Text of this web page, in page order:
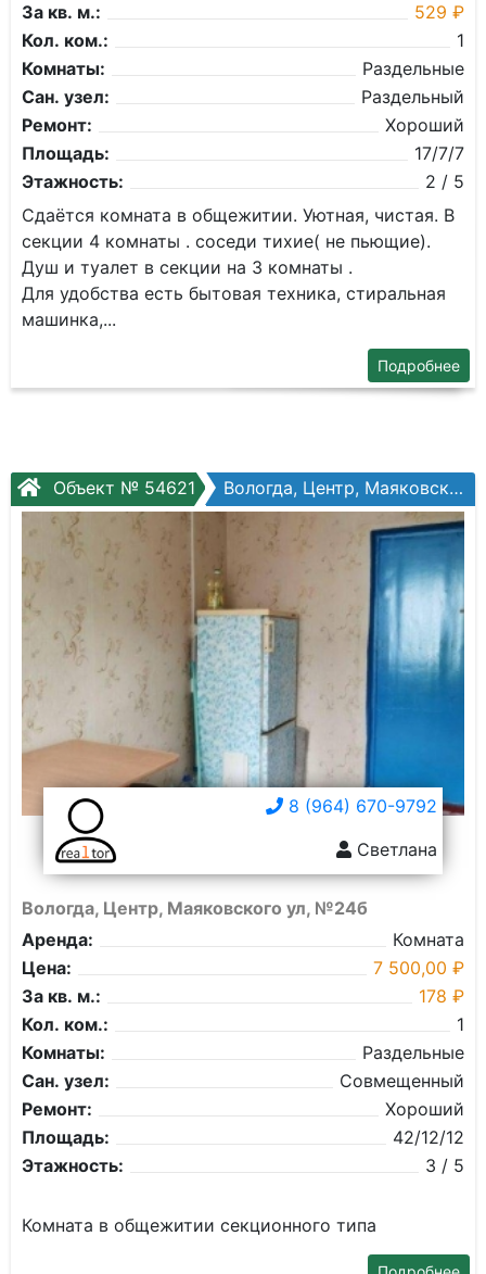
За кв. м.:
529 ₽
Кол. ком.:
1
Комнаты:
Раздельные
Сан. узел:
Раздельный
Ремонт:
Хороший
Площадь:
17/7/7
Этажность:
2 / 5
Сдаётся комната в общежитии. Уютная, чистая. В
секции 4 комнаты . соседи тихие( не пьющие).
Душ и туалет в секции на 3 комнаты .
Для удобства есть бытовая техника, стиральная
машинка,...
Подробнее
Объект № 54621 Вологда, Центр, Маяковского ул, №24б
8 (964) 670-9792
Светлана
Вологда, Центр, Маяковского ул, №24б
Аренда:
Комната
Цена:
7 500,00 ₽
За кв. м.:
178 ₽
Кол. ком.:
1
Комнаты:
Раздельные
Сан. узел:
Совмещенный
Ремонт:
Хороший
Площадь:
42/12/12
Этажность:
3 / 5
Комната в общежитии секционного типа